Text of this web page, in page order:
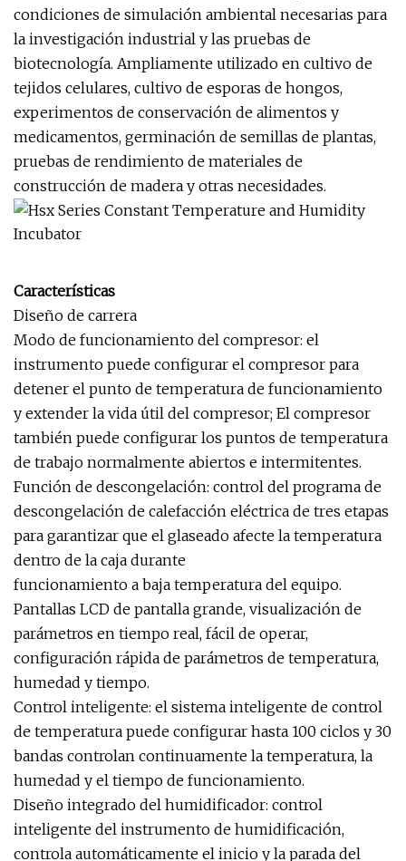
condiciones de simulación ambiental necesarias para
la investigación industrial y las pruebas de
biotecnología. Ampliamente utilizado en cultivo de
tejidos celulares, cultivo de esporas de hongos,
experimentos de conservación de alimentos y
medicamentos, germinación de semillas de plantas,
pruebas de rendimiento de materiales de
construcción de madera y otras necesidades.
Características
Diseño de carrera
Modo de funcionamiento del compresor: el
instrumento puede configurar el compresor para
detener el punto de temperatura de funcionamiento
y extender la vida útil del compresor; El compresor
también puede configurar los puntos de temperatura
de trabajo normalmente abiertos e intermitentes.
Función de descongelación: control del programa de
descongelación de calefacción eléctrica de tres etapas
para garantizar que el glaseado afecte la temperatura
dentro de la caja durante
funcionamiento a baja temperatura del equipo.
Pantallas LCD de pantalla grande, visualización de
parámetros en tiempo real, fácil de operar,
configuración rápida de parámetros de temperatura,
humedad y tiempo.
Control inteligente: el sistema inteligente de control
de temperatura puede configurar hasta 100 ciclos y 30
bandas controlan continuamente la temperatura, la
humedad y el tiempo de funcionamiento.
Diseño integrado del humidificador: control
inteligente del instrumento de humidificación,
controla automáticamente el inicio y la parada del